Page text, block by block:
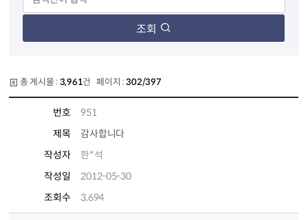
조회
총 게시물 : 3,961건 페이지 :302/397
번호
951
제목
감사합니다
작성자
한*석
작성일
2012-05-30
조회수
3,694